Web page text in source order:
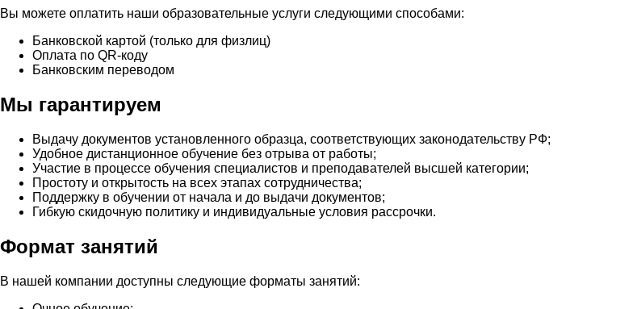
Вы можете оплатить наши образовательные услуги следующими способами:
Банковской картой (только для физлиц)
Оплата по QR-коду
Банковским переводом
Мы гарантируем
Выдачу документов установленного образца, соответствующих законодательству РФ;
Удобное дистанционное обучение без отрыва от работы;
Участие в процессе обучения специалистов и преподавателей высшей категории;
Простоту и открытость на всех этапах сотрудничества;
Поддержку в обучении от начала и до выдачи документов;
Гибкую скидочную политику и индивидуальные условия рассрочки.
Формат занятий
В нашей компании доступны следующие форматы занятий: